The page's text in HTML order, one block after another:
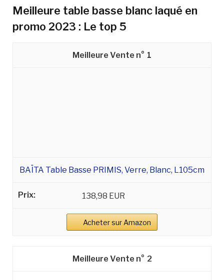
Meilleure table basse blanc laqué en
promo 2023 : Le top 5
1
BAÏTA Table Basse PRIMIS, Verre, Blanc, L105cm
138,98 EUR
Acheter sur Amazon
2